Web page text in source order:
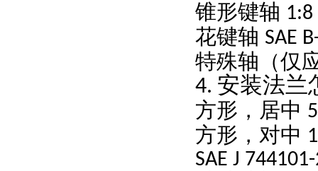
锥形键轴
花键轴
特殊轴（仅
4. 安装法兰
方形，居中
方形，对中
SAE J